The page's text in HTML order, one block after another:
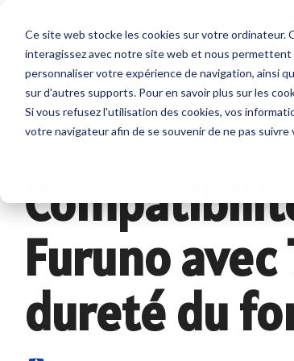
Ce site web stocke les cookies sur votre ordinateur.
interagissez avec notre site web et nous
personnaliser votre expérience de navigation, ainsi
sur d'autres supports. Pour en savoir plus sur les
Si vous refusez l'utilisation des cookies, vos
votre navigateur afin de se souvenir de ne pas suivre
main
content.Sondeurs et Sonars
Sondeurs
Sondes et Capteurs
Combinés multifonction
Accessoire sondeurs et
Sondeur IMO
Radars
Service sur mesure
Contrat de maintenance SBM
Class surveys
Atelier et Etudes R & D
Sur nous
Société
SUPPORT
Nous contacter
Enregistrer un produit
Programmation de balise
Furuno avec
dureté du